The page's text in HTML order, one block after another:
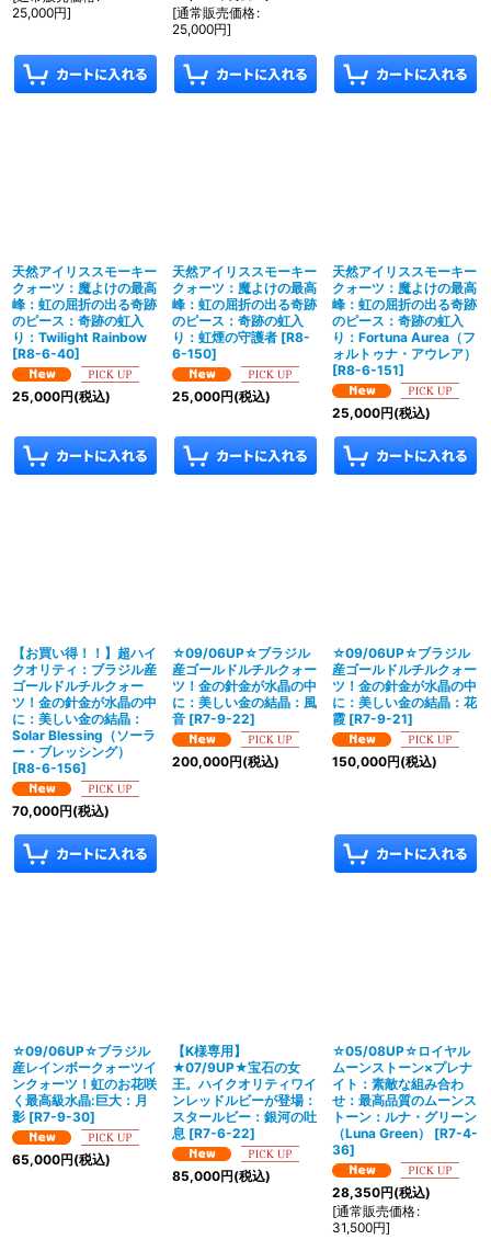
25,000円]
[通常販売価格:
25,000円]
天然アイリススモーキー
クォーツ：魔よけの最高
峰：虹の屈折の出る奇跡
のピース：奇跡の虹入
り：Twilight Rainbow
[R8-6-40]
25,000円(税込)
天然アイリススモーキー
クォーツ：魔よけの最高
峰：虹の屈折の出る奇跡
のピース：奇跡の虹入
り：虹煙の守護者 [R8-
6-150]
25,000円(税込)
天然アイリススモーキー
クォーツ：魔よけの最高
峰：虹の屈折の出る奇跡
のピース：奇跡の虹入
り：Fortuna Aurea（フ
ォルトゥナ・アウレア）
[R8-6-151]
25,000円(税込)
【お買い得！！】超ハイ
クオリティ：ブラジル産
ゴールドルチルクォー
ツ！金の針金が水晶の中
に：美しい金の結晶：
Solar Blessing（ソーラ
ー・ブレッシング）
[R8-6-156]
70,000円(税込)
☆09/06UP☆ブラジル
産ゴールドルチルクォー
ツ！金の針金が水晶の中
に：美しい金の結晶：風
音 [R7-9-22]
200,000円(税込)
☆09/06UP☆ブラジル
産ゴールドルチルクォー
ツ！金の針金が水晶の中
に：美しい金の結晶：花
霞 [R7-9-21]
150,000円(税込)
☆09/06UP☆ブラジル
産レインボークォーツイ
ンクォーツ！虹のお花咲
く最高級水晶:巨大：月
影 [R7-9-30]
65,000円(税込)
【K様専用】
★07/9UP★宝石の女
王。ハイクオリティワイ
ンレッドルビーが登場：
スタールビー：銀河の吐
息 [R7-6-22]
85,000円(税込)
☆05/08UP☆ロイヤル
ムーンストーン×プレナ
イト：素敵な組み合わ
せ：最高品質のムーンス
トーン：ルナ・グリーン
（Luna Green）
[R7-4-
36]
28,350円(税込)
[通常販売価格:
31,500円]